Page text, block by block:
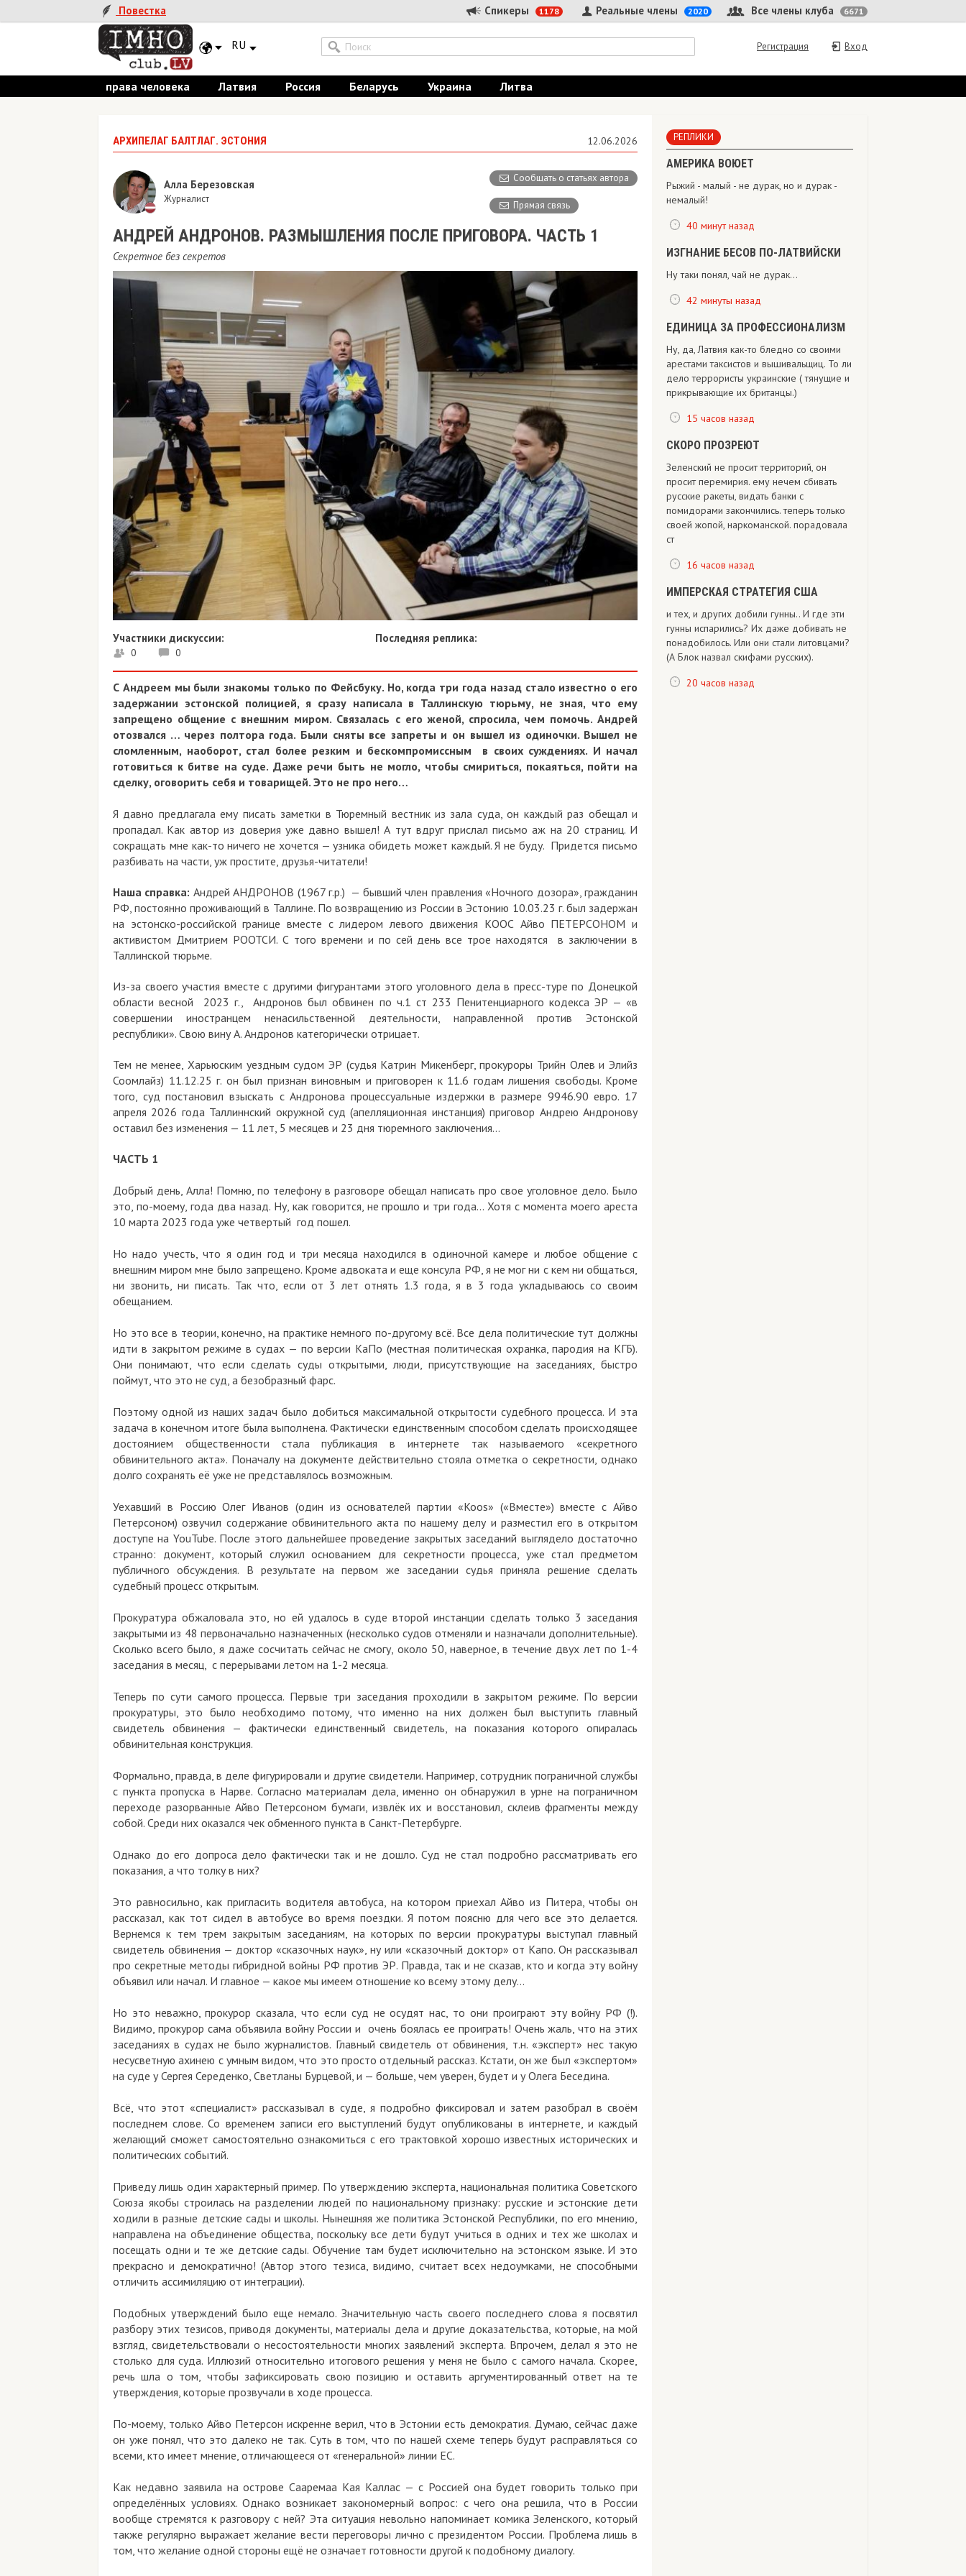
Повестка Спикеры 1178 Все члены клуба 6671
Реальные члены 2020
RU Вход
Регистрация
права человека Латвия Россия Беларусь Украина Литва
АРХИПЕЛАГ БАЛТЛАГ. ЭСТОНИЯ 12.06.2026
Сообщать о статьях автора
Прямая связь
Алла Березовская
Журналист
АНДРЕЙ АНДРОНОВ. РАЗМЫШЛЕНИЯ ПОСЛЕ ПРИГОВОРА. ЧАСТЬ 1
Секретное без секретов
Участники дискуссии:
0 0
Последняя реплика:
С Андреем мы были знакомы только по Фейсбуку. Но, когда три года назад стало известно о его
задержании эстонской полицией, я сразу написала в Таллинскую тюрьму, не зная, что ему
запрещено общение с внешним миром. Связалась с его женой, спросила, чем помочь. Андрей
отозвался … через полтора года. Были сняты все запреты и он вышел из одиночки. Вышел не
сломленным, наоборот, стал более резким и бескомпромиссным в своих суждениях. И начал
готовиться к битве на суде. Даже речи быть не могло, чтобы смириться, покаяться, пойти на
сделку, оговорить себя и товарищей. Это не про него…
Я давно предлагала ему писать заметки в Тюремный вестник из зала суда, он каждый раз обещал и
пропадал. Как автор из доверия уже давно вышел! А тут вдруг прислал письмо аж на 20 страниц. И
сокращать мне как-то ничего не хочется — узника обидеть может каждый. Я не буду. Придется письмо
разбивать на части, уж простите, друзья-читатели!
Наша справка: Андрей АНДРОНОВ (1967 г.р.) — бывший член правления «Ночного дозора», гражданин
РФ, постоянно проживающий в Таллине. По возвращению из России в Эстонию 10.03.23 г. был задержан
на эстонско-российской границе вместе с лидером левого движения КООС Айво ПЕТЕРСОНОМ и
активистом Дмитрием РООТСИ. С того времени и по сей день все трое находятся в заключении в
Таллинской тюрьме.
Из-за своего участия вместе с другими фигурантами этого уголовного дела в пресс-туре по Донецкой
области весной 2023 г., Андронов был обвинен по ч.1 ст 233 Пенитенциарного кодекса ЭР — «в
совершении иностранцем ненасильственной деятельности, направленной против Эстонской
республики». Свою вину А. Андронов категорически отрицает.
Тем не менее, Харьюским уездным судом ЭР (судья Катрин Микенберг, прокуроры Трийн Олев и Элийз
Соомлайз) 11.12.25 г. он был признан виновным и приговорен к 11.6 годам лишения свободы. Кроме
того, суд постановил взыскать с Андронова процессуальные издержки в размере 9946.90 евро. 17
апреля 2026 года Таллиннский окружной суд (апелляционная инстанция) приговор Андрею Андронову
оставил без изменения — 11 лет, 5 месяцев и 23 дня тюремного заключения…
ЧАСТЬ 1
Добрый день, Алла! Помню, по телефону в разговоре обещал написать про свое уголовное дело. Было
это, по-моему, года два назад. Ну, как говорится, не прошло и три года… Хотя с момента моего ареста
10 марта 2023 года уже четвертый год пошел.
Но надо учесть, что я один год и три месяца находился в одиночной камере и любое общение с
внешним миром мне было запрещено. Кроме адвоката и еще консула РФ, я не мог ни с кем ни общаться,
ни звонить, ни писать. Так что, если от 3 лет отнять 1.3 года, я в 3 года укладываюсь со своим
обещанием.
Но это все в теории, конечно, на практике немного по-другому всё. Все дела политические тут должны
идти в закрытом режиме в судах — по версии КаПо (местная политическая охранка, пародия на КГБ).
Они понимают, что если сделать суды открытыми, люди, присутствующие на заседаниях, быстро
поймут, что это не суд, а безобразный фарс.
Поэтому одной из наших задач было добиться максимальной открытости судебного процесса. И эта
задача в конечном итоге была выполнена. Фактически единственным способом сделать происходящее
достоянием общественности стала публикация в интернете так называемого «секретного
обвинительного акта». Поначалу на документе действительно стояла отметка о секретности, однако
долго сохранять её уже не представлялось возможным.
Уехавший в Россию Олег Иванов (один из основателей партии «Koos» («Вместе») вместе с Айво
Петерсоном) озвучил содержание обвинительного акта по нашему делу и разместил его в открытом
доступе на YouTube. После этого дальнейшее проведение закрытых заседаний выглядело достаточно
странно: документ, который служил основанием для секретности процесса, уже стал предметом
публичного обсуждения. В результате на первом же заседании судья приняла решение сделать
судебный процесс открытым.
Прокуратура обжаловала это, но ей удалось в суде второй инстанции сделать только 3 заседания
закрытыми из 48 первоначально назначенных (несколько судов отменяли и назначали дополнительные).
Сколько всего было, я даже сосчитать сейчас не смогу, около 50, наверное, в течение двух лет по 1-4
заседания в месяц, с перерывами летом на 1-2 месяца.
Теперь по сути самого процесса. Первые три заседания проходили в закрытом режиме. По версии
прокуратуры, это было необходимо потому, что именно на них должен был выступить главный
свидетель обвинения — фактически единственный свидетель, на показания которого опиралась
обвинительная конструкция.
Формально, правда, в деле фигурировали и другие свидетели. Например, сотрудник пограничной службы
с пункта пропуска в Нарве. Согласно материалам дела, именно он обнаружил в урне на пограничном
переходе разорванные Айво Петерсоном бумаги, извлёк их и восстановил, склеив фрагменты между
собой. Среди них оказался чек обменного пункта в Санкт-Петербурге.
Однако до его допроса дело фактически так и не дошло. Суд не стал подробно рассматривать его
показания, а что толку в них?
Это равносильно, как пригласить водителя автобуса, на котором приехал Айво из Питера, чтобы он
рассказал, как тот сидел в автобусе во время поездки. Я потом поясню для чего все это делается.
Вернемся к тем трем закрытым заседаниям, на которых по версии прокуратуры выступал главный
свидетель обвинения — доктор «сказочных наук», ну или «сказочный доктор» от Капо. Он рассказывал
про секретные методы гибридной войны РФ против ЭР. Правда, так и не сказав, кто и когда эту войну
объявил или начал. И главное — какое мы имеем отношение ко всему этому делу…
Но это неважно, прокурор сказала, что если суд не осудят нас, то они проиграют эту войну РФ (!).
Видимо, прокурор сама объявила войну России и очень боялась ее проиграть! Очень жаль, что на этих
заседаниях в судах не было журналистов. Главный свидетель от обвинения, т.н. «эксперт» нес такую
несусветную ахинею с умным видом, что это просто отдельный рассказ. Кстати, он же был «экспертом»
на суде у Сергея Середенко, Светланы Бурцевой, и — больше, чем уверен, будет и у Олега Беседина.
Всё, что этот «специалист» рассказывал в суде, я подробно фиксировал и затем разобрал в своём
последнем слове. Со временем записи его выступлений будут опубликованы в интернете, и каждый
желающий сможет самостоятельно ознакомиться с его трактовкой хорошо известных исторических и
политических событий.
Приведу лишь один характерный пример. По утверждению эксперта, национальная политика Советского
Союза якобы строилась на разделении людей по национальному признаку: русские и эстонские дети
ходили в разные детские сады и школы. Нынешняя же политика Эстонской Республики, по его мнению,
направлена на объединение общества, поскольку все дети будут учиться в одних и тех же школах и
посещать одни и те же детские сады. Обучение там будет исключительно на эстонском языке. И это
прекрасно и демократично! (Автор этого тезиса, видимо, считает всех недоумками, не способными
отличить ассимиляцию от интеграции).
Подобных утверждений было еще немало. Значительную часть своего последнего слова я посвятил
разбору этих тезисов, приводя документы, материалы дела и другие доказательства, которые, на мой
взгляд, свидетельствовали о несостоятельности многих заявлений эксперта. Впрочем, делал я это не
столько для суда. Иллюзий относительно итогового решения у меня не было с самого начала. Скорее,
речь шла о том, чтобы зафиксировать свою позицию и оставить аргументированный ответ на те
утверждения, которые прозвучали в ходе процесса.
По-моему, только Айво Петерсон искренне верил, что в Эстонии есть демократия. Думаю, сейчас даже
он уже понял, что это далеко не так. Суть в том, что по нашей схеме теперь будут расправляться со
всеми, кто имеет мнение, отличающееся от «генеральной» линии ЕС.
Как недавно заявила на острове Сааремаа Кая Каллас — с Россией она будет говорить только при
определённых условиях. Однако возникает закономерный вопрос: с чего она решила, что в России
вообще стремятся к разговору с ней? Эта ситуация невольно напоминает комика Зеленского, который
также регулярно выражает желание вести переговоры лично с президентом России. Проблема лишь в
том, что желание одной стороны ещё не означает готовности другой к подобному диалогу.
РЕПЛИКИ
АМЕРИКА ВОЮЕТ
Рыжий - малый - не дурак, но и дурак -
немалый!
40 минут назад
ИЗГНАНИЕ БЕСОВ ПО-ЛАТВИЙСКИ
Ну таки понял, чай не дурак...
42 минуты назад
ЕДИНИЦА ЗА ПРОФЕССИОНАЛИЗМ
Ну, да, Латвия как-то бледно со своими
арестами таксистов и вышивальщиц. То ли
дело террористы украинские ( тянущие и
прикрывающие их британцы.)
15 часов назад
СКОРО ПРОЗРЕЮТ
Зеленский не просит территорий, он
просит перемирия. ему нечем сбивать
русские ракеты, видать банки с
помидорами закончились. теперь только
своей жопой, наркоманской. порадовала
ст
16 часов назад
ИМПЕРСКАЯ СТРАТЕГИЯ США
и тех, и других добили гунны.. И где эти
гунны испарились? Их даже добивать не
понадобилось. Или они стали литовцами?
(А Блок назвал скифами русских).
20 часов назад